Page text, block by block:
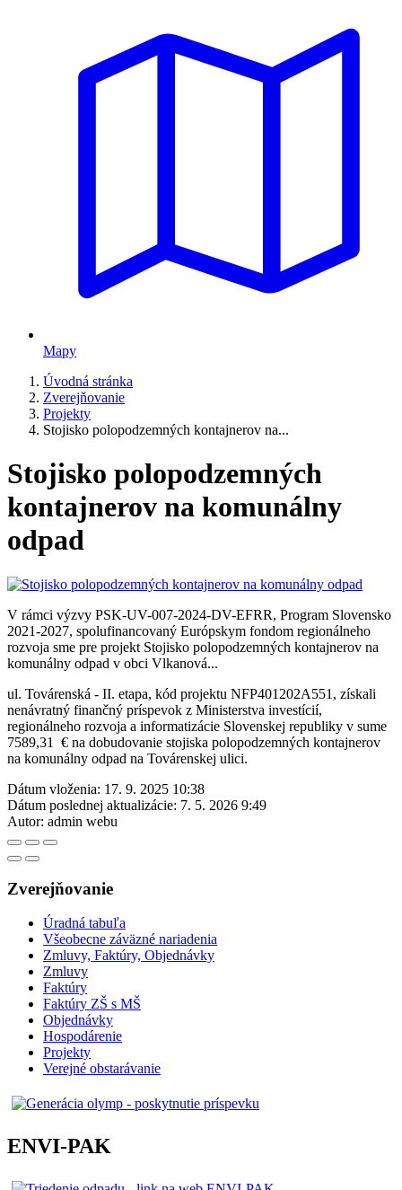
Mapy
Úvodná stránka
Zverejňovanie
Projekty
Stojisko polopodzemných kontajnerov na...
Stojisko polopodzemných
kontajnerov na komunálny
odpad
V rámci výzvy PSK-UV-007-2024-DV-EFRR, Program Slovensko
2021-2027, spolufinancovaný Európskym fondom regionálneho
rozvoja sme pre projekt Stojisko polopodzemných kontajnerov na
komunálny odpad v obci Vlkanová...
ul. Továrenská - II. etapa, kód projektu NFP401202A551, získali
nenávratný finančný príspevok z Ministerstva investícií,
regionálneho rozvoja a informatizácie Slovenskej republiky v sume
7589,31 € na dobudovanie stojiska polopodzemných kontajnerov
na komunálny odpad na Továrenskej ulici.
Dátum vloženia: 17. 9. 2025 10:38
Dátum poslednej aktualizácie: 7. 5. 2026 9:49
Autor: admin webu
Zverejňovanie
Úradná tabuľa
Všeobecne záväzné nariadenia
Zmluvy, Faktúry, Objednávky
Zmluvy
Faktúry
Faktúry ZŠ s MŠ
Objednávky
Hospodárenie
Projekty
Verejné obstarávanie
ENVI-PAK